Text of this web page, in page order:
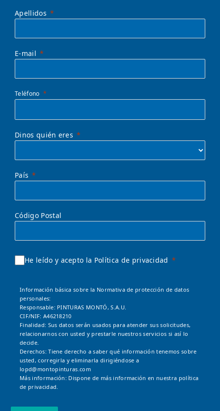
Apellidos
E-mail
Teléfono
Dinos quién eres
País
Código Postal
He leído y acepto la Política de privacidad
Información básica sobre la Normativa de protección de datos
personales:
Responsable: PINTURAS MONTÓ, S.A.U.
CIF/NIF: A46218210
Finalidad: Sus datos serán usados para atender sus solicitudes,
relacionarnos con usted y prestarle nuestros servicios si así lo
decide.
Derechos: Tiene derecho a saber qué información tenemos sobre
usted, corregirla y eliminarla dirigiéndose a
lopd@montopinturas.com
Más información: Dispone de más información en nuestra política
de privacidad.